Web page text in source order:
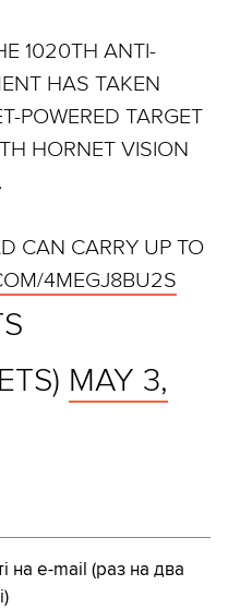
1020TH ANTI-
HAS TAKEN
POWERED TARGET
HORNET VISION
CAN CARRY UP TO
4MEGJ8BU2S
MAY 3,
на e-mail (раз на два